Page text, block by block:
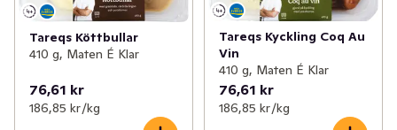
Tareqs Köttbullar
410 g, Maten É Klar
76,61 kr
186,85 kr /kg
Tareqs Kyckling Coq Au
Vin
410 g, Maten É Klar
76,61 kr
186,85 kr /kg